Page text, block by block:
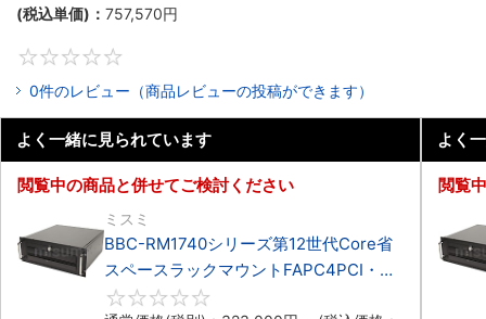
(税込単価)： 757,570円
0件のレビュー（商品レビューの投稿ができます）
よく一緒に見られています
閲覧中の商品と併せてご検討ください
ミスミ
BBC-RM1740シリーズ第12世代Core省
スペースラックマウントFAPC4PCI・
3PCIe
よく
閲覧